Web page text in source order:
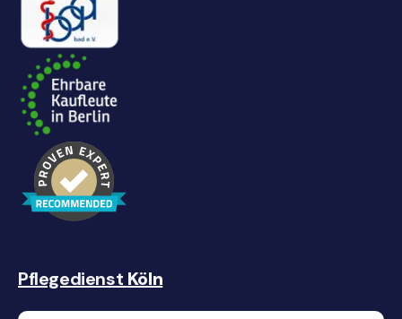
Pflegedienst Köln